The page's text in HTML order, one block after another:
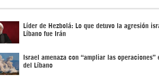
Líder de Hezbolá: Lo que detuvo la agresión
Líbano fue Irán
Israel amenaza con “ampliar las operaciones”
del Líbano